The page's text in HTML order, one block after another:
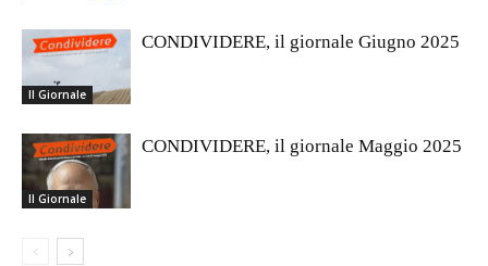
Il Giornale
CONDIVIDERE, il giornale Giugno 2025
Il Giornale
CONDIVIDERE, il giornale Maggio 2025